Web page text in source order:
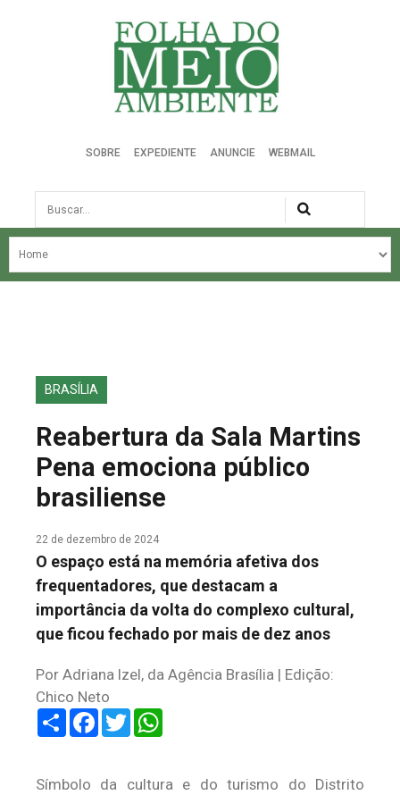
Folha do Meio Ambiente
SOBRE EXPEDIENTE ANUNCIE WEBMAIL
Busca
NOSSA HISTÓRIA
EDIÇÕES ANTERIORES
FALE CONOSCO
BRASÍLIA
Reabertura da Sala Martins
Pena emociona público
brasiliense
22 de dezembro de 2024
O espaço está na memória afetiva dos
frequentadores, que destacam a
importância da volta do complexo cultural,
que ficou fechado por mais de dez anos
Por Adriana Izel, da Agência Brasília | Edição:
Chico Neto
ShareFacebook
Twitter
Símbolo da cultura e do turismo do Distrito